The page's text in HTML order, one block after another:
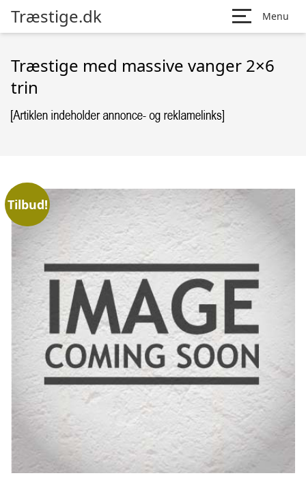
Træstige.dk Menu
Træstige med massive vanger 2×6
trin
Tilbud!